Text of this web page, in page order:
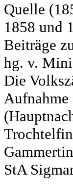
Quelle
1858 und
Beiträge
hg. v.
Die
StA